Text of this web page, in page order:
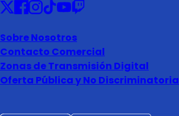
Sobre Nosotros
Contacto Comercial
Zonas de Transmisión Digital
Oferta Pública y No Discriminatoria